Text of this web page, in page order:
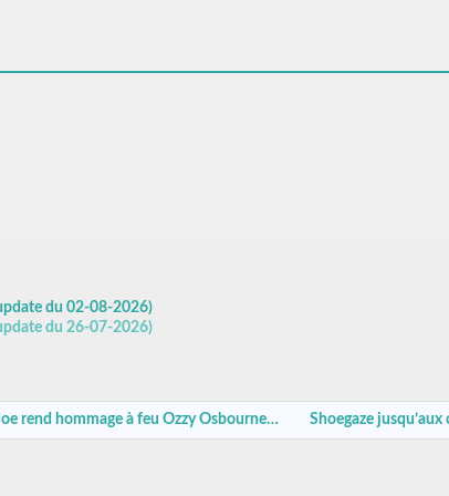
du 02-08-2026)
du 26-07-2026)
rend hommage à feu Ozzy Osbourne… Shoegaze